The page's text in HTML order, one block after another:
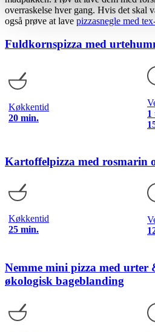
overraskelse hver gang. Hvis det skal
også prøve at lave pizzasnegle med
Fuldkornspizza med
Køkkentid
20 min.
1
Kartoffelpizza med rosmarin
Køkkentid
25 min.
Nemme mini pizza med
økologisk bageblanding